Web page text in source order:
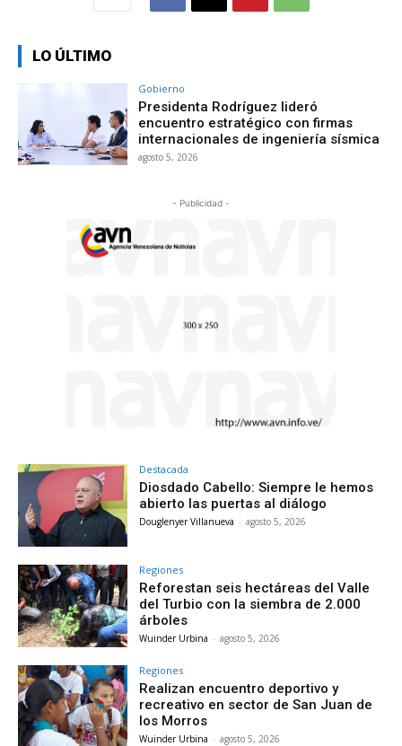
LO ÚLTIMO
Gobierno
Presidenta Rodríguez lideró
encuentro estratégico con firmas
internacionales de ingeniería sísmica
agosto 5, 2026
- Publicidad -
Destacada
Diosdado Cabello: Siempre le hemos
abierto las puertas al diálogo
Douglenyer Villanueva - agosto 5, 2026
Regiones
Reforestan seis hectáreas del Valle
del Turbio con la siembra de 2.000
árboles
Wuinder Urbina - agosto 5, 2026
Regiones
Realizan encuentro deportivo y
recreativo en sector de San Juan de
los Morros
Wuinder Urbina - agosto 5, 2026